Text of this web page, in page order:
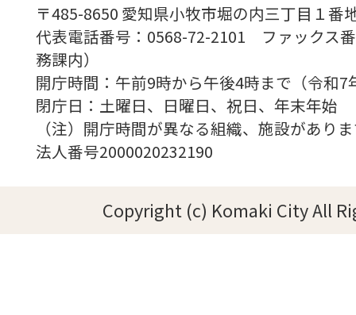
〒485-8650 愛知県小牧市堀の内三丁目１番
代表電話番号：0568-72-2101 ファックス
務課内）
開庁時間：午前9時から午後4時まで（令
閉庁日：土曜日、日曜日、祝日、年末年始
（注）開庁時間が異なる組織、施設があり
法人番号2000020232190
Copyright (c) Komaki City All